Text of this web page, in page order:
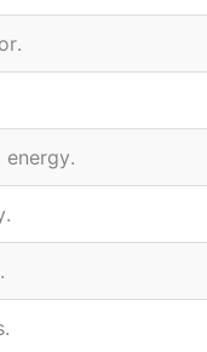
.Please open the brown wooden door
.Eating sweet dates gives you great energy
.I write my secret stories in my diary
.The delivery truck arrived very fast
.The girl wears a pretty brown dress